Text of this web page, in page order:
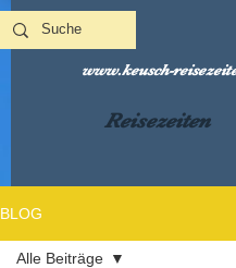
Reisezeiten
www.keusch-
BLOG
Alle Beiträge